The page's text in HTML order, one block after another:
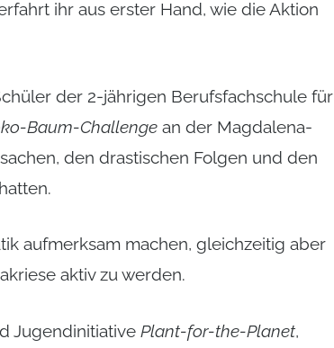
ihr aus erster Hand, wie die Aktion
der 2-jährigen Berufsfachschule für
Baum-Challenge an der Magdalena-
den drastischen Folgen und den
aufmerksam machen, gleichzeitig aber
aktiv zu werden.
Jugendinitiative Plant-for-the-Planet,